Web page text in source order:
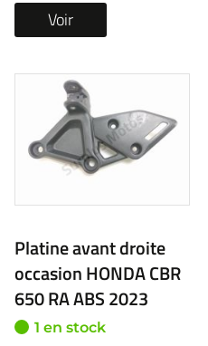
Voir
Platine avant droite
occasion HONDA CBR
650 RA ABS 2023
1 en stock